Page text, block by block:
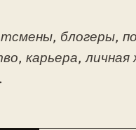
блогеры,
карьера, личная